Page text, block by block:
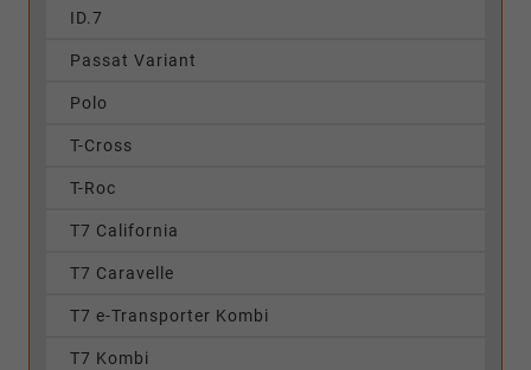
ID.7
Passat Variant
Polo
T-Cross
T-Roc
T7 California
T7 Caravelle
T7 e-Transporter Kombi
T7 Kombi